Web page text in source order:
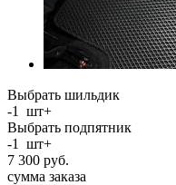
Выбрать шильдик
-1 шт+
Выбрать подпятник
-1 шт+
7 300 руб.
сумма заказа